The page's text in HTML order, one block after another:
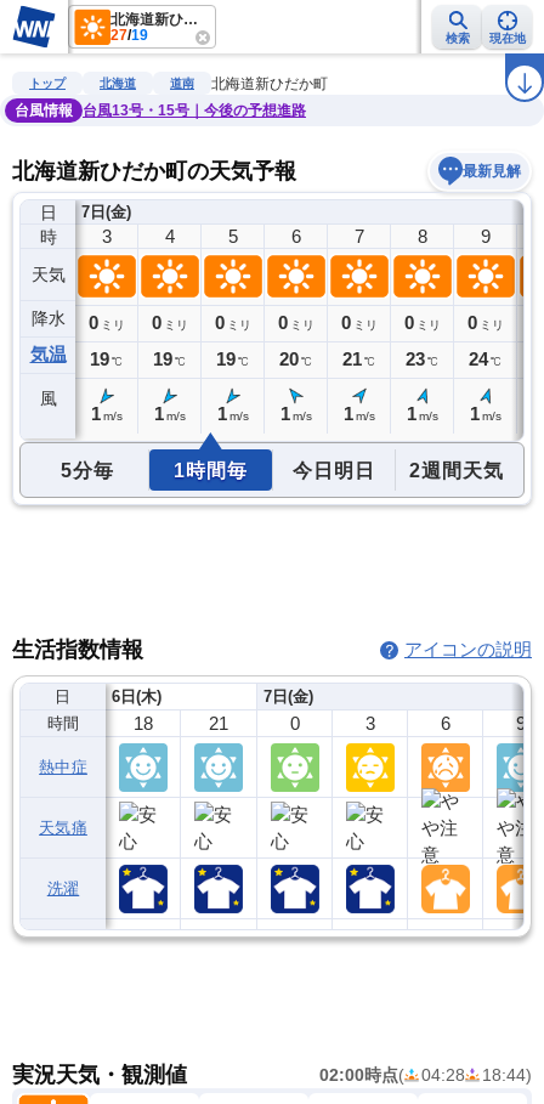
北海道新ひだか町
27/19 検索 現在地
雨雲レーダー 台風情報 地震情報 警報・注意報 ラ
トップ 北海道 道南
北海道新ひだか町
台風情報
台風13号・15号｜今後の予想進路
北海道新ひだか町の天気予報 最新見解
日
時
天気
降水
気温
風
7日(金)
2
0ミリ
19℃
3
0 ミリ
19℃
1 m/s
4
0 ミリ
19℃
1 m/s
5
0 ミリ
19℃
1 m/s
6
0 ミリ
20℃
1 m/s
7
0 ミリ
21℃
1 m/s
8
0 ミリ
23℃
1 m/s
9
0 ミリ
24℃
1 m/s
5分毎 1時間毎 今日明日 2週間天気
生活指数情報 アイコンの説明
日
時間
熱中症
天気痛
洗濯
6日(木)
18 21
7日(金)
0 3 6 9
実況天気・観測値 02:00時点( 04:28 18:44)